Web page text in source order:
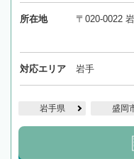
所在地 〒020-0022
対応エリア 岩手
岩手県 盛岡